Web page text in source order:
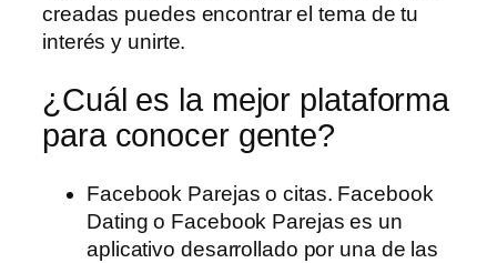
creadas puedes encontrar el tema de tu
interés y unirte.
¿Cuál es la mejor plataforma
para conocer gente?
Facebook Parejas o citas. Facebook
Dating o Facebook Parejas es un
aplicativo desarrollado por una de las